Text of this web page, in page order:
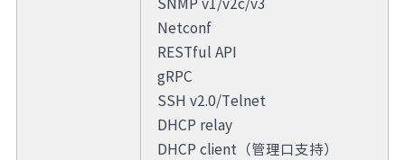
Netconf
RESTful API
gRPC
SSH v2.0/Telnet
DHCP relay
DHCP client（管理口支持）